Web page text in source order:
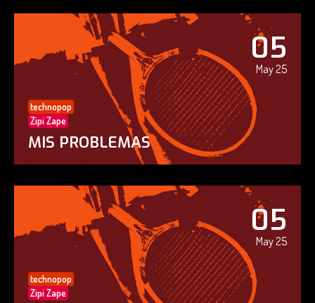
05
May 25
technopop
Zipi Zape
MIS PROBLEMAS
05
May 25
technopop
Zipi Zape